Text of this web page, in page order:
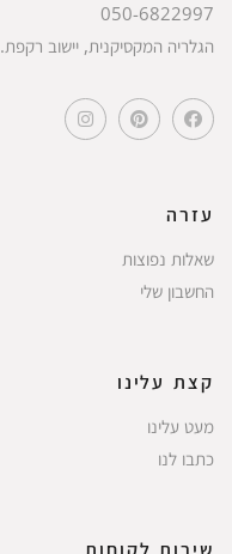
050-6822997
הגלריה המקסיקנית, יישוב רקפת.
עזרה
שאלות נפוצות
החשבון שלי
קצת עלינו
מעט עלינו
כתבו לנו